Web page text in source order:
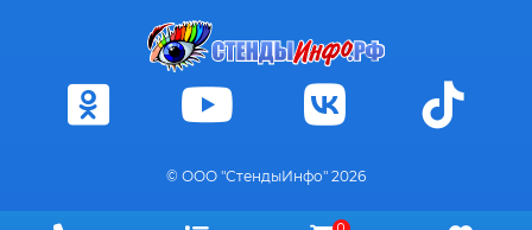
© ООО "СтендыИнфо" 2026